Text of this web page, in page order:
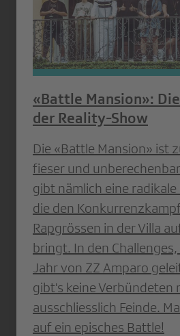
«Battle Mansion»:
der Reality-Show
Die «Battle Mansion» ist
fieser und
gibt nämlich eine
die den
Rapgrössen in der Villa
bringt. In den
Jahr von ZZ Amparo
gibt's keine Verbündeten
ausschliesslich Feinde.
auf ein episches Battle!